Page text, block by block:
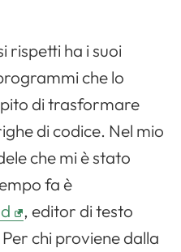
rispetti ha i suoi
che lo
di trasformare
di codice. Nel mio
che mi è stato
fa è
, editor di testo
chi proviene dalla